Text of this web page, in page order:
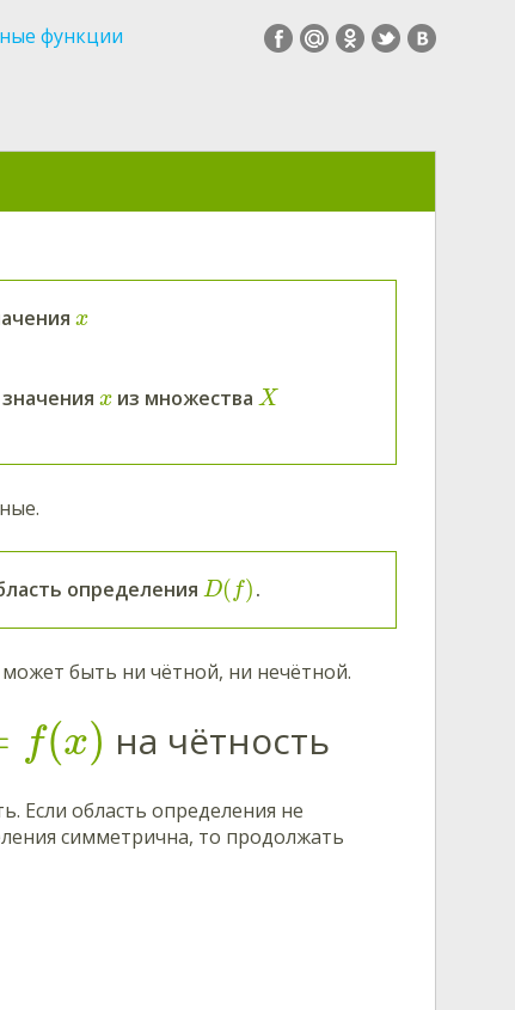
функции
x
x из множестваX
определенияD( f).
быть ни чётной, ни нечётной.
f(x) на чётность
Если область определения не
симметрична, то продолжать